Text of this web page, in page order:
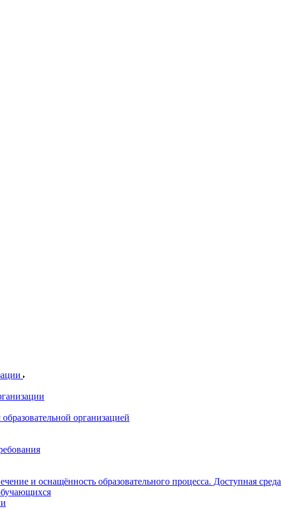
организацией
и оснащённость образовательного процесса. Доступная среда